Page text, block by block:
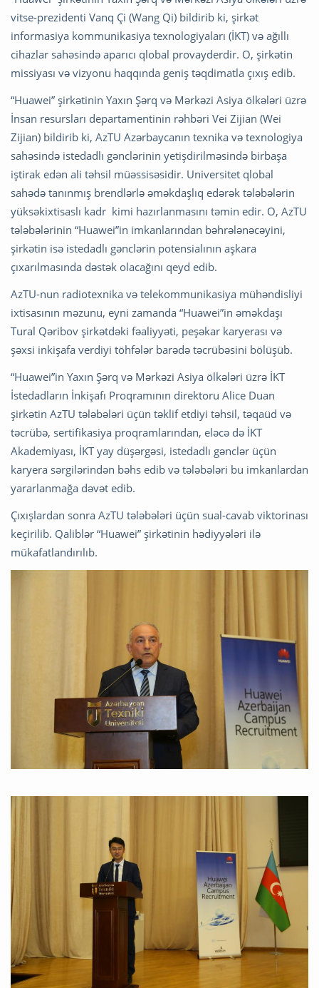
vitse-prezidenti Vanq Çi (Wang Qi) bildirib ki, şirkət
informasiya kommunikasiya texnologiyaları (İKT) və ağıllı
cihazlar sahəsində aparıcı qlobal provayderdir. O, şirkətin
missiyası və vizyonu haqqında geniş təqdimatla çıxış edib.
“Huawei” şirkətinin Yaxın Şərq və Mərkəzi Asiya ölkələri üzrə
İnsan resursları departamentinin rəhbəri Vei Zijian (Wei
Zijian) bildirib ki, AzTU Azərbaycanın texnika və texnologiya
sahəsində istedadlı gənclərinin yetişdirilməsində birbaşa
iştirak edən ali təhsil müəssisəsidir. Universitet qlobal
sahədə tanınmış brendlərlə əməkdaşlıq edərək tələbələrin
yüksəkixtisaslı kadr kimi hazırlanmasını təmin edir. O, AzTU
tələbələrinin “Huawei”in imkanlarından bəhrələnəcəyini,
şirkətin isə istedadlı gənclərin potensialının aşkara
çıxarılmasında dəstək olacağını qeyd edib.
AzTU-nun radiotexnika və telekommunikasiya mühəndisliyi
ixtisasının məzunu, eyni zamanda “Huawei”in əməkdaşı
Tural Qəribov şirkətdəki fəaliyyəti, peşəkar karyerası və
şəxsi inkişafa verdiyi töhfələr barədə təcrübəsini bölüşüb.
“Huawei”in Yaxın Şərq və Mərkəzi Asiya ölkələri üzrə İKT
İstedadların İnkişafı Proqramının direktoru Alice Duan
şirkətin AzTU tələbələri üçün təklif etdiyi təhsil, təqaüd və
təcrübə, sertifikasiya proqramlarından, eləcə də İKT
Akademiyası, İKT yay düşərgəsi, istedadlı gənclər üçün
karyera sərgilərindən bəhs edib və tələbələri bu imkanlardan
yararlanmağa dəvət edib.
Çıxışlardan sonra AzTU tələbələri üçün sual-cavab viktorinası
keçirilib. Qaliblər “Huawei” şirkətinin hədiyyələri ilə
mükafatlandırılıb.